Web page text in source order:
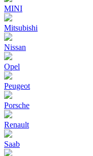
MINI
Mitsubishi
Nissan
Opel
Peugeot
Porsche
Renault
Saab